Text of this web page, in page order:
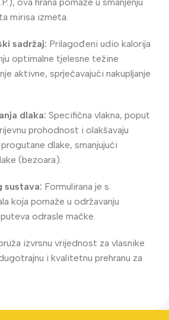
mirisa izmeta.
sadržaj: Prilagođeni udio kalorija
optimalne tjelesne težine
aktivne, sprječavajući nakupljanje
dlaka: Specifična vlakna, poput
prohodnost i olakšavaju
dlake, smanjujući
(bezoara).
sustava: Formulirana je s
koja pomaže u održavanju
odrasle mačke.
izvrsnu vrijednost za vlasnike
i kvalitetnu prehranu za